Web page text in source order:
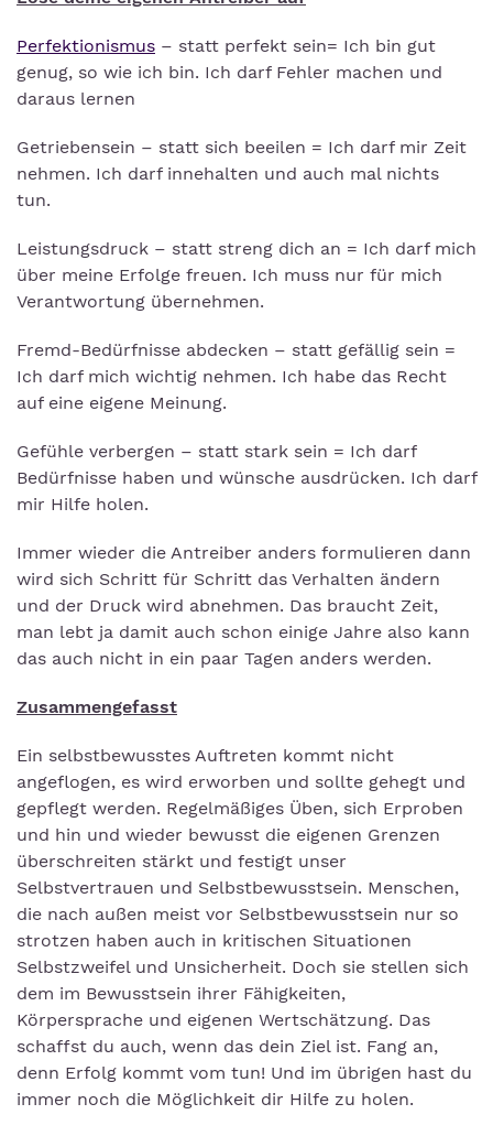
Perfektionismus – statt perfekt sein= Ich bin gut
genug, so wie ich bin. Ich darf Fehler machen und
daraus lernen
Getriebensein – statt sich beeilen = Ich darf mir Zeit
nehmen. Ich darf innehalten und auch mal nichts
tun.
Leistungsdruck – statt streng dich an = Ich darf mich
über meine Erfolge freuen. Ich muss nur für mich
Verantwortung übernehmen.
Fremd-Bedürfnisse abdecken – statt gefällig sein =
Ich darf mich wichtig nehmen. Ich habe das Recht
auf eine eigene Meinung.
Gefühle verbergen – statt stark sein = Ich darf
Bedürfnisse haben und wünsche ausdrücken. Ich darf
mir Hilfe holen.
Immer wieder die Antreiber anders formulieren dann
wird sich Schritt für Schritt das Verhalten ändern
und der Druck wird abnehmen. Das braucht Zeit,
man lebt ja damit auch schon einige Jahre also kann
das auch nicht in ein paar Tagen anders werden.
Zusammengefasst
Ein selbstbewusstes Auftreten kommt nicht
angeflogen, es wird erworben und sollte gehegt und
gepflegt werden. Regelmäßiges Üben, sich Erproben
und hin und wieder bewusst die eigenen Grenzen
überschreiten stärkt und festigt unser
Selbstvertrauen und Selbstbewusstsein. Menschen,
die nach außen meist vor Selbstbewusstsein nur so
strotzen haben auch in kritischen Situationen
Selbstzweifel und Unsicherheit. Doch sie stellen sich
dem im Bewusstsein ihrer Fähigkeiten,
Körpersprache und eigenen Wertschätzung. Das
schaffst du auch, wenn das dein Ziel ist. Fang an,
denn Erfolg kommt vom tun! Und im übrigen hast du
immer noch die Möglichkeit dir Hilfe zu holen.